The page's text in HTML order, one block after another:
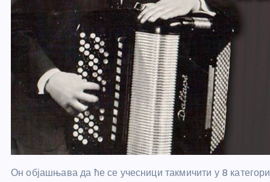
Он објашњава да ће се учесници такмичити у 8